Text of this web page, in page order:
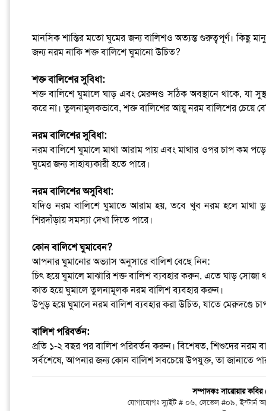
মানসিক শান্তির মতো ঘুমের জন্য বালিশও অত্যন্ত গুরুত্বপূর্ণ। কিছু
জন্য নরম নাকি শক্ত বালিশে ঘুমানো উচিত?
শক্ত বালিশের সুবিধা:
শক্ত বালিশে ঘুমালে ঘাড় এবং মেরুদণ্ড সঠিক অবস্থানে থাকে, যা
করে না। তুলনামূলকভাবে, শক্ত বালিশের আয়ু নরম বালিশের চেয়ে
নরম বালিশের সুবিধা:
নরম বালিশে ঘুমালে মাথা আরাম পায় এবং মাথার ওপর চাপ কম
ঘুমের জন্য সাহায্যকারী হতে পারে।
নরম বালিশের অসুবিধা:
যদিও নরম বালিশে ঘুমাতে আরাম হয়, তবে খুব নরম হলে মাথা
শিরদাঁড়ায় সমস্যা দেখা দিতে পারে।
কোন বালিশে ঘুমাবেন?
আপনার ঘুমানোর অভ্যাস অনুসারে বালিশ বেছে নিন:
চিৎ হয়ে ঘুমালে মাঝারি শক্ত বালিশ ব্যবহার করুন, এতে ঘাড় সোজা
কাত হয়ে ঘুমালে তুলনামূলক নরম বালিশ ব্যবহার করুন।
উপুড় হয়ে ঘুমালে নরম বালিশ ব্যবহার করা উচিত, যাতে মেরুদণ্ডে
বালিশ পরিবর্তন:
প্রতি ১-২ বছর পর বালিশ পরিবর্তন করুন। বিশেষত, শিশুদের নরম
সর্বশেষে, আপনার জন্য কোন বালিশ সবচেয়ে উপযুক্ত, তা জানাতে
সম্পাদকঃ সারোয়ার
যোগাযোগঃ স্যুইট # ০৬, লেভেল #০৯, ইস্টার্ন